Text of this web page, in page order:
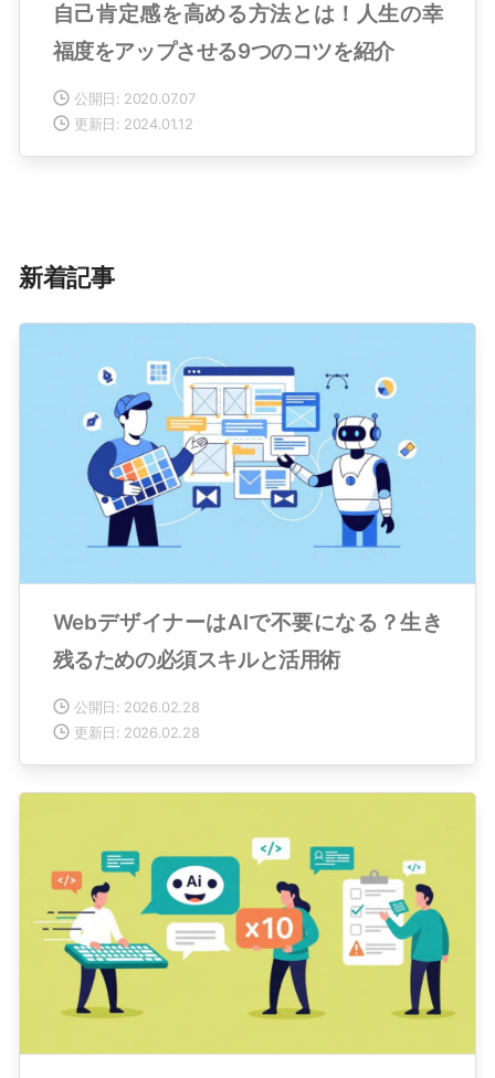
自己肯定感を高める方法とは！人生の幸
福度をアップさせる9つのコツを紹介
公開日: 2020.07.07
更新日: 2024.01.12
新着記事
WebデザイナーはAIで不要になる？生き
残るための必須スキルと活用術
公開日: 2026.02.28
更新日: 2026.02.28